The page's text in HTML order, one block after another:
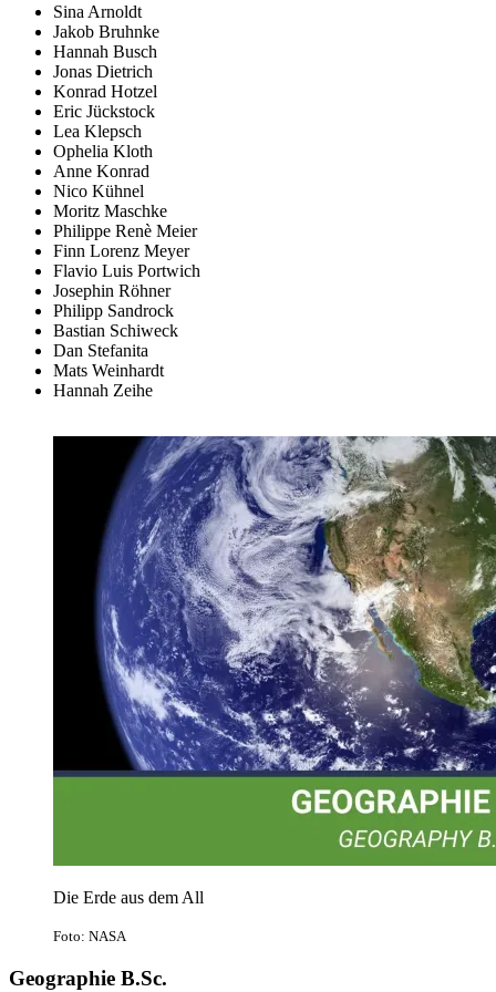
Sina Arnoldt
Jakob Bruhnke
Hannah Busch
Jonas Dietrich
Konrad Hotzel
Eric Jückstock
Lea Klepsch
Ophelia Kloth
Anne Konrad
Nico Kühnel
Moritz Maschke
Philippe Renè Meier
Finn Lorenz Meyer
Flavio Luis Portwich
Josephin Röhner
Philipp Sandrock
Bastian Schiweck
Dan Stefanita
Mats Weinhardt
Hannah Zeihe
Die Erde aus dem All
Foto: NASA
Geographie B.Sc.